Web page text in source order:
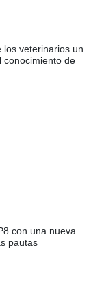
los veterinarios un
conocimiento de
con una nueva
pautas